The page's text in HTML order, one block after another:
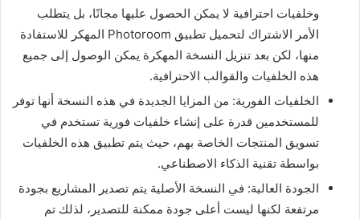
وخلفيات احترافية لا يمكن الحصول عليها مجانًا، بل يتطلب
الأمر الاشتراك لتحميل تطبيق Photoroom المهكر للاستفادة
منها، لكن بعد تنزيل النسخة المهكرة يمكن الوصول إلى جميع
هذه الخلفيات والقوالب الاحترافية.
الخلفيات الفورية: من المزايا الجديدة في هذه النسخة أنها توفر
للمستخدمين قدرة على إنشاء خلفيات فورية تستخدم في
تسويق المنتجات الخاصة بهم، حيث يتم تطبيق هذه الخلفيات
بواسطة تقنية الذكاء الاصطناعي.
الجودة العالية: في النسخة الأصلية يتم تصدير المشاريع بجودة
مرتفعة لكنها ليست أعلى جودة ممكنة للتصدير، لذلك تم